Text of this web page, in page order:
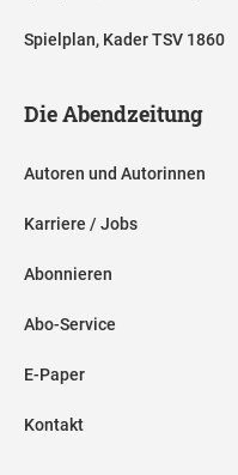
Spielplan, Kader TSV 1860
Die Abendzeitung
Autoren und Autorinnen
Karriere / Jobs
Abonnieren
Abo-Service
E-Paper
Kontakt